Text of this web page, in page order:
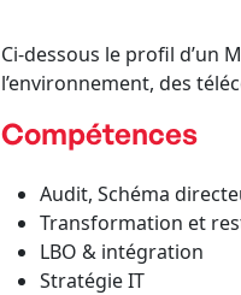
Ci-dessous le profil d’un
l’environnement, des
Compétences
Audit, Schéma
Transformation et
LBO & intégration
Stratégie IT